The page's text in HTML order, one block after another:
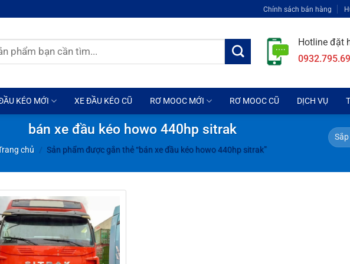
Chính sách bán hàng
Hotline đặt
KÉO MỚI XE ĐẦU KÉO CŨ RƠ MOOC MỚI RƠ MOOC CŨ DỊCH VỤ
bán xe đầu kéo howo 440hp sitrak
chủ / Sản phẩm được gắn thẻ “bán xe đầu kéo howo 440hp sitrak”